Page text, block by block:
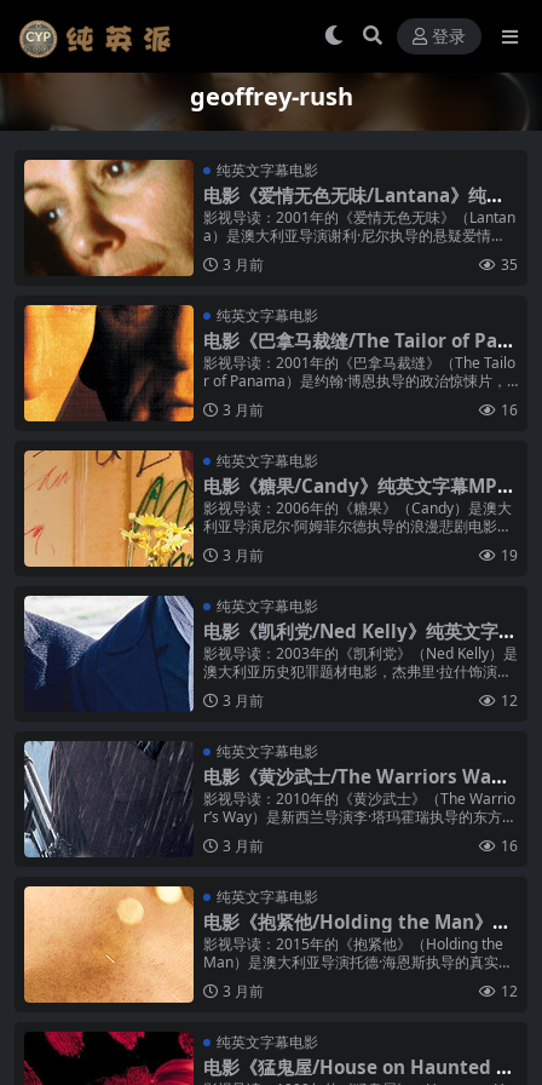
登录
geoffrey-rush
纯英文字幕电影
电影《爱情无色无味/Lantana》纯英
文字幕MP4下载
影视导读：2001年的《爱情无色无味》（Lantan
a）是澳大利亚导演谢利·尼尔执导的悬疑爱情
片，杰弗里·拉什在片中饰演婚姻陷入困境的心理
治疗师约翰·鲁尼——一...
3 月前 35
纯英文字幕电影
电影《巴拿马裁缝/The Tailor of Pan
ama》纯英文字幕MP4下载
影视导读：2001年的《巴拿马裁缝》（The Tailo
r of Panama）是约翰·博恩执导的政治惊悚片，
改编自约翰·勒卡雷的同名小说，杰弗里·拉什在片
中饰...3 月前 16
纯英文字幕电影
电影《糖果/Candy》纯英文字幕MP4
下载
影视导读：2006年的《糖果》（Candy）是澳大
利亚导演尼尔·阿姆菲尔德执导的浪漫悲剧电影，
杰弗里·拉什在片中饰演一位才华横溢却误入歧途
的艺术家——债务缠身的...
3 月前 19
纯英文字幕电影
电影《凯利党/Ned Kelly》纯英文字幕
MP4下载
影视导读：2003年的《凯利党》（Ned Kelly）是
澳大利亚历史犯罪题材电影，杰弗里·拉什饰演澳
大利亚历史上最著名的绿林好汉内德·凯利——一
位在19世纪末率...
3 月前 12
纯英文字幕电影
电影《黄沙武士/The Warriors Wa
y》纯英文字幕MP4下载
影视导读：2010年的《黄沙武士》（The Warrio
r’s Way）是新西兰导演李·塔玛霍瑞执导的东方题
材奇幻武侠片，杰弗里·拉什在片中饰演隐居...
3 月前 16
纯英文字幕电影
电影《抱紧他/Holding the Man》纯
英文字幕MP4下载
影视导读：2015年的《抱紧他》（Holding the
Man）是澳大利亚导演托德·海恩斯执导的真实故
事改编电影，杰弗里·拉什在片中饰演主角蒂姆的
父亲约翰·格...
3 月前 12
纯英文字幕电影
电影《猛鬼屋/House on Haunted Hi